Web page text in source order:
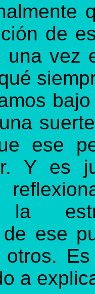
de
una vez
ese
Y es
la
de ese
otros.
a